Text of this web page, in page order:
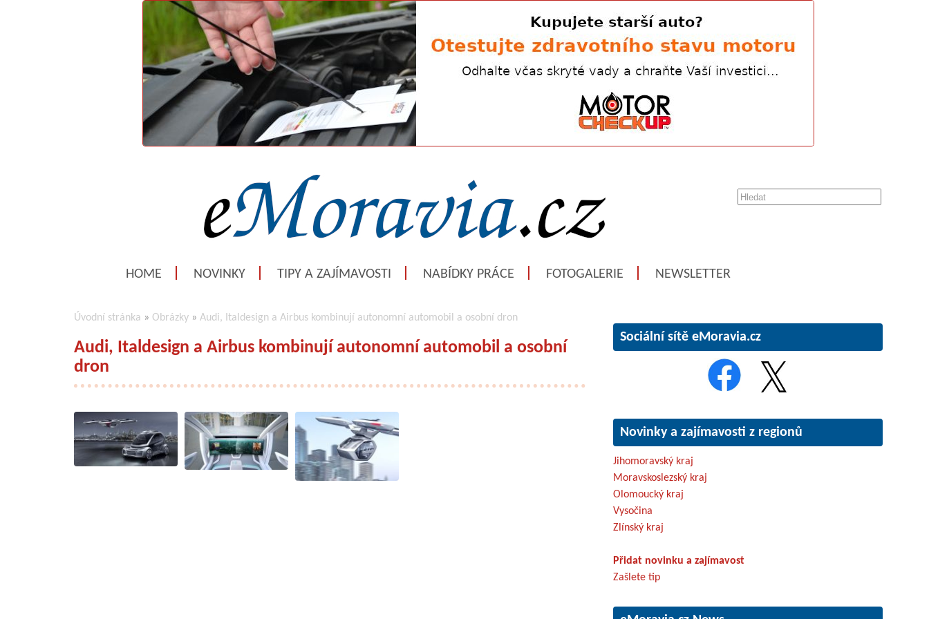
HOME NOVINKY TIPY A ZAJÍMAVOSTI NABÍDKY PRÁCE FOTOGALERIE NEWSLETTER
Úvodní stránka » Obrázky » Audi, Italdesign a Airbus kombinují autonomní automobil a osobní dron
Audi, Italdesign a Airbus kombinují autonomní automobil a osobní
dron
Sociální sítě eMoravia.cz
Novinky a zajímavosti z regionů
Jihomoravský kraj
Moravskoslezský kraj
Olomoucký kraj
Vysočina
Zlínský kraj
Přidat novinku a zajímavost
Zašlete tip